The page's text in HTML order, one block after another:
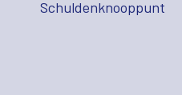
Schuldenknooppunt